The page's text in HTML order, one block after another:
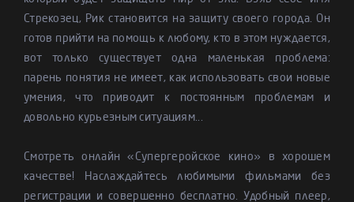
Стрекозец, Рик становится на защиту своего города. Он
готов прийти на помощь к любому, кто в этом нуждается,
вот только существует одна маленькая проблема:
парень понятия не имеет, как использовать свои новые
умения, что приводит к постоянным проблемам и
довольно курьезным ситуациям...
Смотреть онлайн «Супергеройское кино» в хорошем
качестве! Наслаждайтесь любимыми фильмами без
регистрации и совершенно бесплатно. Удобный плеер,